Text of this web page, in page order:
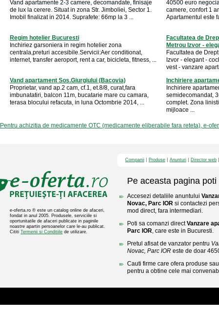
Vand apartamente 2-3 camere, decomandate, finisaje
de lux la cerere. Situat in zona Str. Jimboliei, Sector 1.
Imobil finalizat in 2014. Suprafete: 66mp la 3 ...
40500 euro
camere, confort 1
Apartamentul este
Regim hotelier Bucuresti
Inchiriez garsoniera in regim hotelier zona
centrala,preturi accesibile.Servicii:Aer conditionat,
internet, transfer aeroport, rent a car, bicicleta, fitness, ...
Facultatea de
Metrou Izvor -
Facultatea de
Izvor - elegant -
vest - vanzare
Vand apartament Sos.Giurgiului (Bacovia)
Proprietar, vand ap.2 cam, cf.1, et.8/8, curat,fara
imbunatatiri, balcon 11m, bucatarie mare cu camara,
terasa blocului refacuta, in luna Octombrie 2014, ...
Inchiriere
Inchiriere
semidecomandat,
complet. Zona
mijloace ...
Pentru achizitia de medicamente OTC (medicamente eliberabile fara reteta), e-
e-oferta.ro ® este un catalog online de afaceri,
fondat in anul 2005. Produsele, serviciile si
oportunitatile de afaceri publicate in paginile
noastre apartin persoanelor care le-au publicat.
Cititi Termenii si Conditiile de utilizare.
Companii Produse Anunturi Director web
Pe aceasta pagina poti
Accesezi detaliile anuntului
Novac, Parc IOR si contactezi
mod direct, fara intermediari.
Poti sa comanzi directVanzare
Parc IOR, care este in Bucuresti.
Pretul afisat de vanzator pentru
Novac, Parc IOR este de doar
Cauti firme care ofera produse
pentru a obtine cele mai